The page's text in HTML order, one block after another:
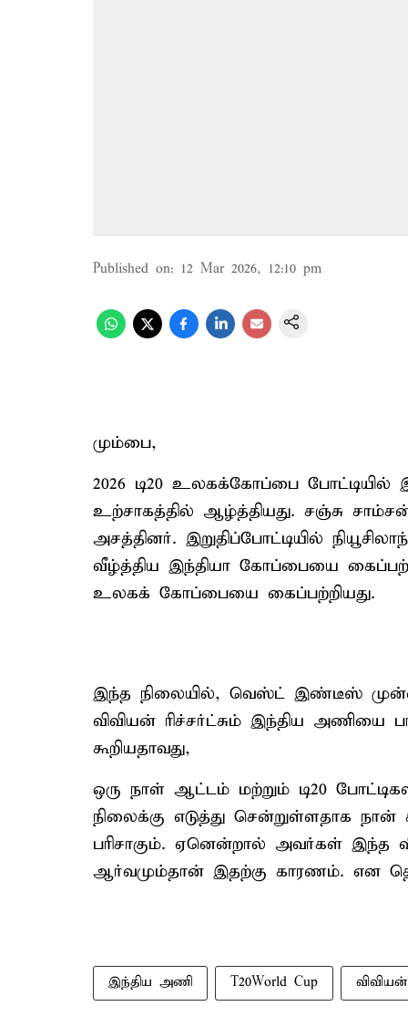
Published on: 12 Mar 2026, 12:10 pm
மும்பை,
2026 டி20 உலகக்கோப்பை
உற்சாகத்தில் ஆழ்த்தியது. சஞ்சு
அசத்தினர். இறுதிப்போட்டியில்
வீழ்த்திய இந்தியா கோப்பையை
உலகக் கோப்பையை கைப்பற்றியது.
இந்த நிலையில், வெஸ்ட் இண்டீஸ்
விவியன் ரிச்சர்ட்சும் இந்திய அணியை
கூறியதாவது,
ஒரு நாள் ஆட்டம் மற்றும் டி20
நிலைக்கு எடுத்து சென்றுள்ளதாக நான்
பரிசாகும். ஏனென்றால் அவர்கள் இந்த
ஆர்வமும்தான் இதற்கு காரணம். என
இந்திய அணி T20World Cup